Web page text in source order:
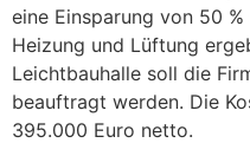
eine Einsparung von 50
Heizung und Lüftung
Leichtbauhalle soll die
beauftragt werden. Die
395.000 Euro netto.